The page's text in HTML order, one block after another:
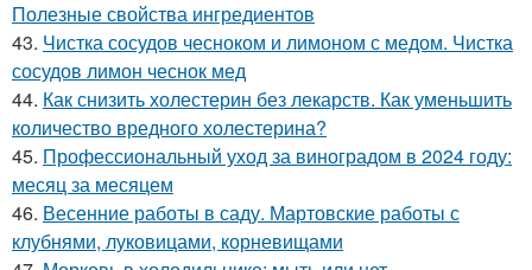
Полезные свойства ингредиентов
43. Чистка сосудов чесноком и лимоном с медом. Чистка
сосудов лимон чеснок мед
44. Как снизить холестерин без лекарств. Как уменьшить
количество вредного холестерина?
45. Профессиональный уход за виноградом в 2024 году:
месяц за месяцем
46. Весенние работы в саду. Мартовские работы с
клубнями, луковицами, корневищами